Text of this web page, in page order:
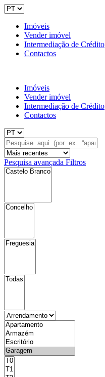
Imóveis
Vender imóvel
Intermediação de Crédito
Contactos
Imóveis
Vender imóvel
Intermediação de Crédito
Contactos
Pesquisa avançada Filtros